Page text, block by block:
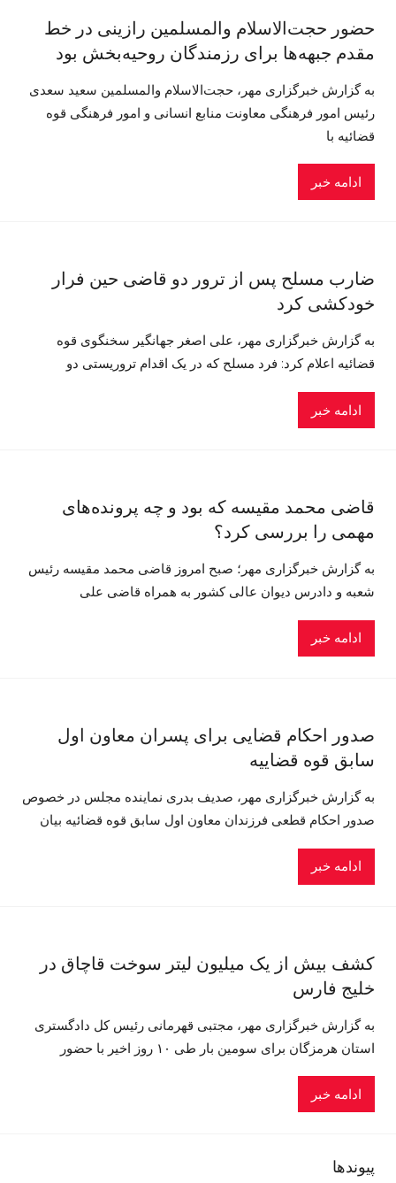
حضور حجت‌الاسلام والمسلمین رازینی در خط
مقدم جبهه‌ها برای رزمندگان روحیه‌بخش بود
به گزارش خبرگزاری مهر، حجت‌الاسلام والمسلمین سعید سعدی
رئیس امور فرهنگی معاونت منابع انسانی و امور فرهنگی قوه
قضائیه با
ادامه خبر
ضارب مسلح پس از ترور دو قاضی حین فرار
خودکشی کرد
به گزارش خبرگزاری مهر، علی اصغر جهانگیر سخنگوی قوه
قضائیه اعلام کرد: فرد مسلح که در یک اقدام تروریستی دو
ادامه خبر
قاضی محمد مقیسه که بود و چه پرونده‌های
مهمی را بررسی کرد؟
به گزارش خبرگزاری مهر؛ صبح امروز قاضی محمد مقیسه رئیس
شعبه و دادرس دیوان عالی کشور به همراه قاضی علی
ادامه خبر
صدور احکام قضایی برای پسران معاون اول
سابق قوه قضاییه
به گزارش خبرگزاری مهر، صدیف بدری نماینده مجلس در خصوص
صدور احکام قطعی فرزندان معاون اول سابق قوه قضائیه بیان
ادامه خبر
کشف بیش از یک میلیون لیتر سوخت قاچاق در
خلیج فارس
به گزارش خبرگزاری مهر، مجتبی قهرمانی رئیس کل دادگستری
استان هرمزگان برای سومین بار طی ۱۰ روز اخیر با حضور
ادامه خبر
پیوندها